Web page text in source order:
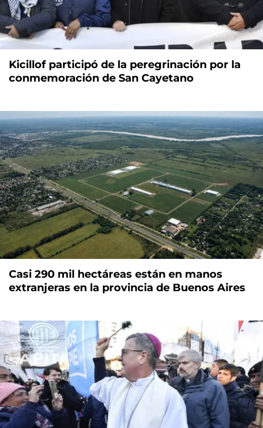
Kicillof participó de la peregrinación por la
conmemoración de San Cayetano
Casi 290 mil hectáreas están en manos
extranjeras en la provincia de Buenos Aires